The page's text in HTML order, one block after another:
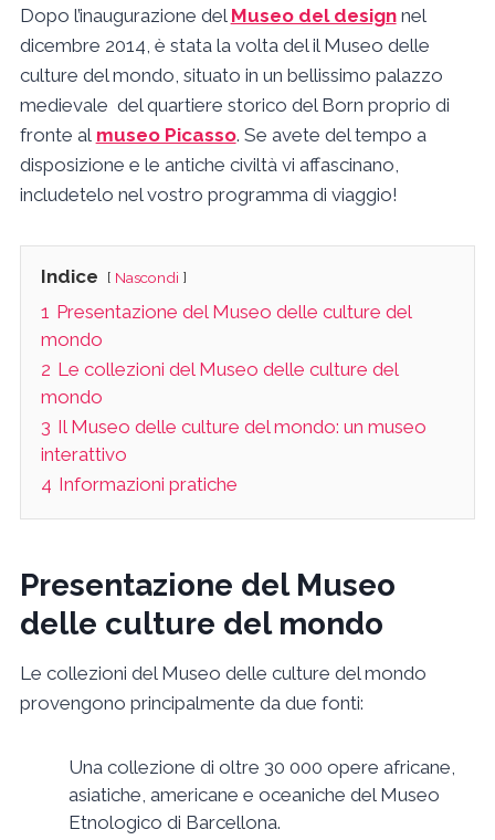
Dopo l’inaugurazione del Museo del designnel
dicembre 2014, è stata la volta del il Museo delle
culture del mondo, situato in un bellissimo palazzo
medievale del quartiere storico del Born proprio di
fronte al museo Picasso. Se avete del tempo a
disposizione e le antiche civiltà vi affascinano,
includetelo nel vostro programma di viaggio!
Indice Nascondi
1 Presentazione del Museo delle culture del
mondo
2 Le collezioni del Museo delle culture del
mondo
3 Il Museo delle culture del mondo: un museo
interattivo
4 Informazioni pratiche
Presentazione del Museo
delle culture del mondo
Le collezioni del Museo delle culture del mondo
provengono principalmente da due fonti:
Una collezione di oltre 30 000 opere africane,
asiatiche, americane e oceaniche del Museo
Etnologico di Barcellona.